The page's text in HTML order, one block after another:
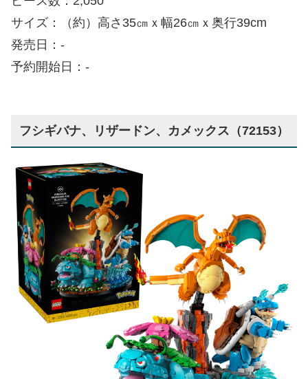
サイズ：（約）高さ35㎝ｘ幅26㎝ｘ奥行39cm
発売日：-
予約開始日：-
フシギバナ、リザードン、カメックス（72153）